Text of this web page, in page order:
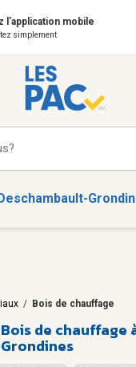
l'application mobile
simplement
/ Bois de chauffage
Bois de chauffage